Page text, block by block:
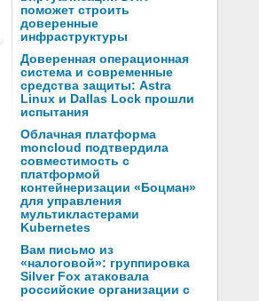
поможет строить
доверенные
инфраструктуры
Доверенная операционная
система и современные
средства защиты: Astra
Linux и Dallas Lock прошли
испытания
Облачная платформа
moncloud подтвердила
совместимость с
платформой
контейнеризации «Боцман»
для управления
мультикластерами
Kubernetes
Вам письмо из
«налоговой»: группировка
Silver Fox атаковала
российские организации с